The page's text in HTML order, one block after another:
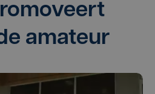
amateur